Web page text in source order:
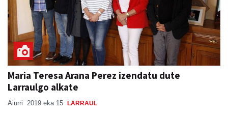
Maria Teresa Arana Perez izendatu dute
Larraulgo alkate
Aiurri 2019 eka 15 LARRAUL